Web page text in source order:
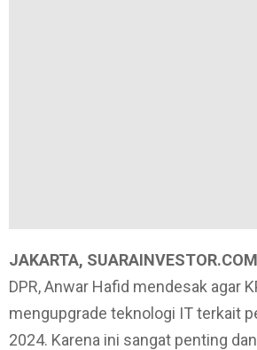
JAKARTA, SUARAINVESTOR.COM
DPR, Anwar Hafid mendesak agar
mengupgrade teknologi IT terkait
2024. Karena ini sangat penting